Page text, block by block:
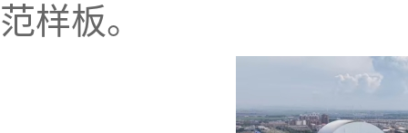
范样板。